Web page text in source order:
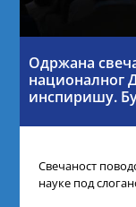
Одржана
националног
инспиришу.
Свечаност
науке под